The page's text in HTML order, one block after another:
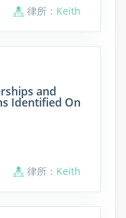
律所： Keith
and
Identified On
律所： Keith